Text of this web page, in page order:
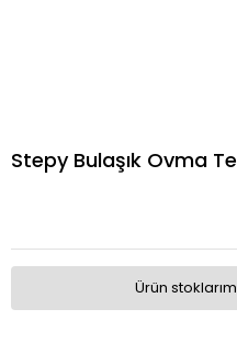
Stepy Bulaşık Ovma
Ürün